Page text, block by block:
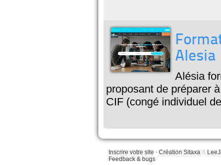
Alesia
Alésia
proposant de préparer
CIF (congé individuel
Inscrire votre site • Création Sitaxa &
Feedback & bugs